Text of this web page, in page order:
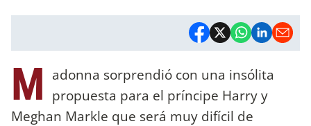
M adonna sorprendió con una insólita
propuesta para el príncipe Harry y
Meghan Markle que será muy difícil de